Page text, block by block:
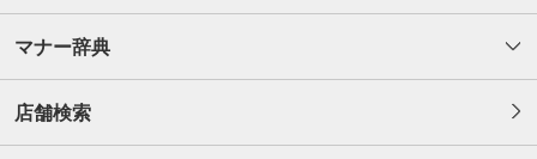
マナー辞典
店舗検索